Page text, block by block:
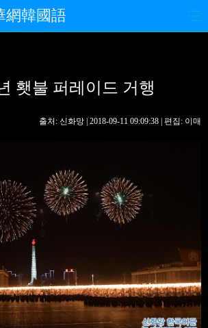
網韓國語
사회 포토
핫 TV 문화
횃불 퍼레이드 거행
출처: 신화망 | 2018-09-11 09:09:38 | 편집: 이매